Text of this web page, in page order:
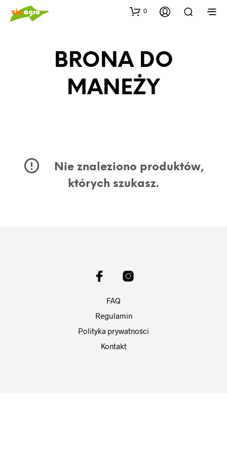
0
BRONA DO
MANEŻY
Nie znaleziono produktów,
których szukasz.
FAQ
Regulamin
Polityka prywatności
Kontakt